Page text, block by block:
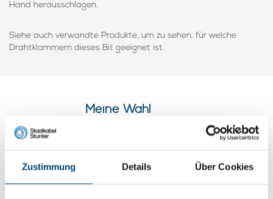
Zustimmung Details Über Cookies
Hand herausschlagen.
Siehe auch verwandte Produkte, um zu sehen, für welche
Drahtklammern dieses Bit geeignet ist.
Meine Wahl